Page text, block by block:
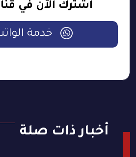
اشترك الآن في
خدمة
أخبار ذات صلة